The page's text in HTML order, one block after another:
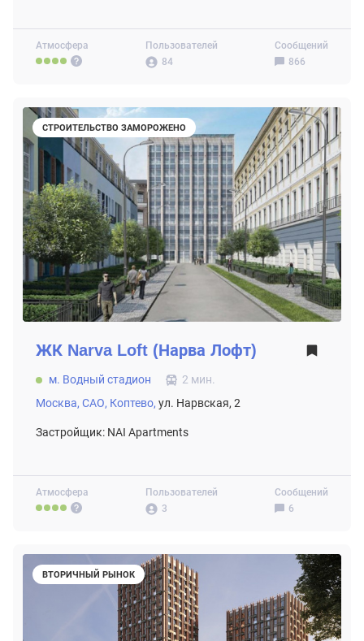
Атмосфера
Пользователей
84
Сообщений
866
СТРОИТЕЛЬСТВО ЗАМОРОЖЕНО
Атмосфера
Пользователей
3
Сообщений
6
ЖК Narva Loft (Нарва Лофт)
м. Водный стадион
2 мин.
Москва, САО, Коптево, ул. Нарвская, 2
Застройщик: NAI Apartments
ВТОРИЧНЫЙ РЫНОК